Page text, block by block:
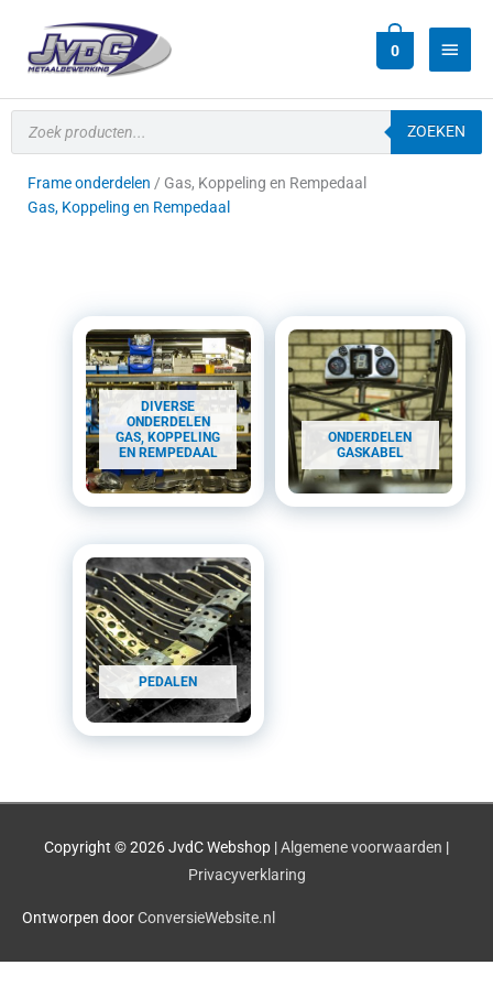
0
Producten
zoeken
ZOEKEN
Frame onderdelen / Gas, Koppeling en Rempedaal
Gas, Koppeling en Rempedaal
DIVERSE
ONDERDELEN
GAS, KOPPELING
EN REMPEDAAL
ONDERDELEN
GASKABEL
PEDALEN
Copyright © 2026JvdC Webshop |Algemene voorwaarden |
Privacyverklaring
Ontworpen doorConversieWebsite.nl